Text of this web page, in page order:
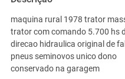
maquina rural 1978 trator
trator com comando 5.700 hs
direcao hidraulica original de
pneus seminovos unico dono
conservado na garagem